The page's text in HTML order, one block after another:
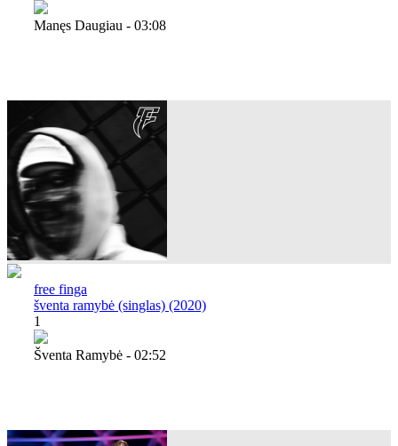
Manęs Daugiau - 03:08
free finga
šventa ramybė (singlas) (2020)
1
Šventa Ramybė - 02:52